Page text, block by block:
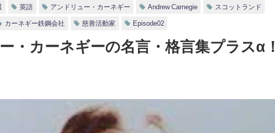
英語 アンドリュー・カーネギー Andrew Carnegie スコットランド
カーネギー鉄鋼会社 慈善活動家 Episode02
・カーネギーの名言・格言集プラスα！